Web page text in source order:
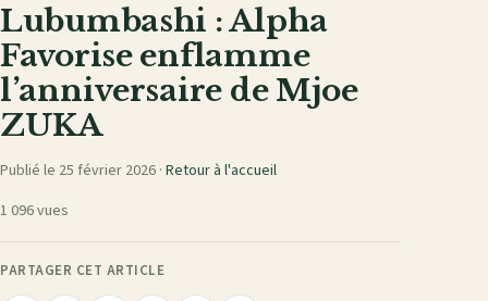
Lubumbashi : Alpha
Favorise enflamme
l’anniversaire de Mjoe
ZUKA
Publié le 25 février 2026 · Retour à l'accueil
1 096 vues
PARTAGER CET ARTICLE